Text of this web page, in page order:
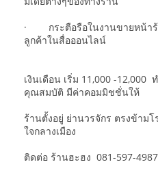
· กระตือรือในงานขายหน้าร้
ลูกค้าในสื่อออนไลน์
เงินเดือน เริ่ม 11,000 -12,000
คุณสมบัติ มีค่าคอมมิชชั่นให้
ร้านตั้งอยู่ ย่านวรจักร ตรงข้าม
ใจกลางเมือง
ติดต่อ ร้านฮะฮง 081-597-